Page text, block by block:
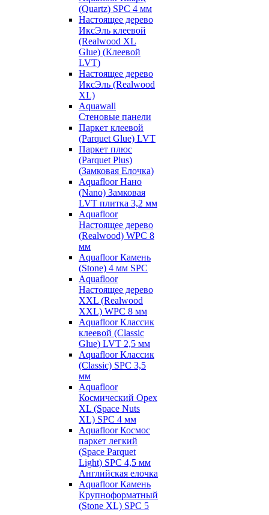
(Quartz) SPC 4 мм
Настоящее дерево
ИксЭль клеевой
(Realwood XL
Glue) (Клеевой
LVT)
Настоящее дерево
ИксЭль (Realwood
XL)
Aquawall
Стеновые панели
Паркет клеевой
(Parquet Glue) LVT
Паркет плюс
(Parquet Plus)
(Замковая Елочка)
Aquafloor Нано
(Nano) Замковая
LVT плитка 3,2 мм
Aquafloor
Настоящее дерево
(Realwood) WPC 8
мм
Aquafloor Камень
(Stone) 4 мм SPC
Aquafloor
Настоящее дерево
XXL (Realwood
XXL) WPC 8 мм
Aquafloor Классик
клеевой (Classic
Glue) LVT 2,5 мм
Aquafloor Классик
(Classic) SPC 3,5
мм
Aquafloor
Космический Орех
XL (Space Nuts
XL) SPC 4 мм
Aquafloor Космос
паркет легкий
(Space Parquet
Light) SPC 4,5 мм
Английская елочка
Aquafloor Камень
Крупноформатный
(Stone XL) SPC 5